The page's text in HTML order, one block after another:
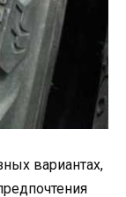
вариантах,